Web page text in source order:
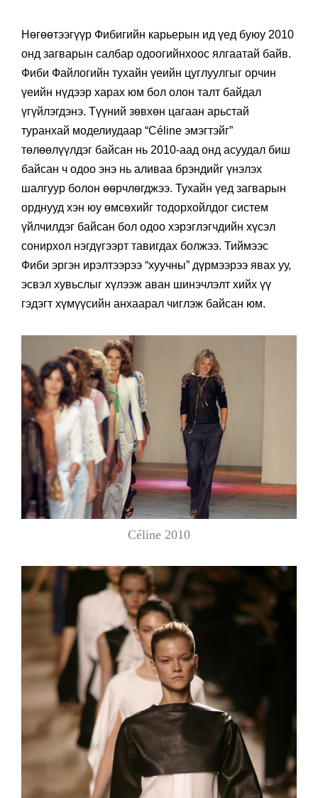
Нөгөөтээгүүр Фибигийн карьерын ид үед буюу 2010
онд загварын салбар одоогийнхоос ялгаатай байв.
Фиби Файлогийн тухайн үеийн цуглуулгыг орчин
үеийн нүдээр харах юм бол олон талт байдал
үгүйлэгдэнэ. Түүний зөвхөн цагаан арьстай
туранхай моделиудаар “Céline эмэгтэйг”
төлөөлүүлдэг байсан нь 2010-аад онд асуудал биш
байсан ч одоо энэ нь аливаа брэндийг үнэлэх
шалгуур болон өөрчлөгджээ. Тухайн үед загварын
орднууд хэн юу өмсөхийг тодорхойлдог систем
үйлчилдэг байсан бол одоо хэрэглэгчдийн хүсэл
сонирхол нэгдүгээрт тавигдах болжээ. Тиймээс
Фиби эргэн ирэлтээрээ “хуучны” дүрмээрээ явах уу,
эсвэл хувьслыг хүлээж аван шинэчлэлт хийх үү
гэдэгт хүмүүсийн анхаарал чиглэж байсан юм.
Céline 2010